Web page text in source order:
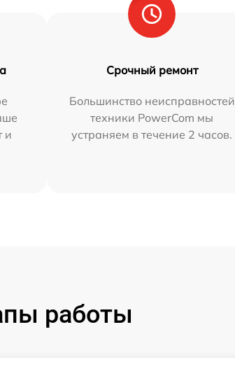
и
Срочный ремонт
Большинство неисправностей
техники PowerCom мы
устраняем в течение 2 часов.
работы